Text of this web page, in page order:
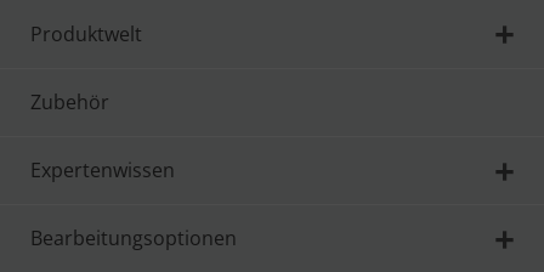
Produktwelt
Zubehör
Expertenwissen
Bearbeitungsoptionen